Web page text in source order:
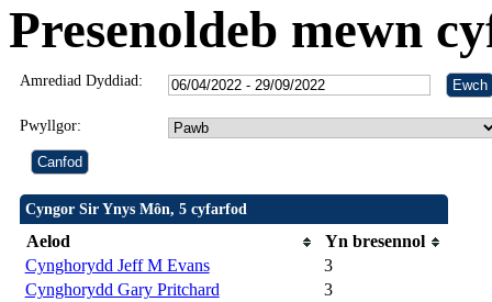
Presenoldeb mewn
Amrediad Dyddiad:
Pwyllgor:
Cyngor Sir Ynys Môn, 5 cyfarfod
Aelod
Yn bresennol
Cynghorydd Jeff M Evans
3
Cynghorydd Gary Pritchard
3